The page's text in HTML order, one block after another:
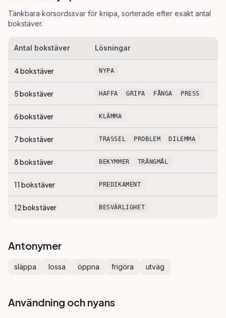
Tänkbara korsordssvar för knipa , sorterade efter exakt antal
bokstäver.
Antal bokstäver Lösningar
4bokstäver NYPA
5bokstäver HAFFA GRIPA FÅNGA PRESS
6bokstäver KLÄMMA
7bokstäver TRASSEL PROBLEM DILEMMA
8bokstäver BEKYMMER TRÅNGMÅL
11 bokstäver PREDIKAMENT
12bokstäver BESVÄRLIGHET
Antonymer
släppa lossa öppna frigöra utväg
Användning och nyans